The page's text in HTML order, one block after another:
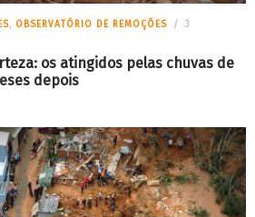
, OBSERVATÓRIO DE REMOÇÕES
3
os atingidos pelas chuvas de
depois